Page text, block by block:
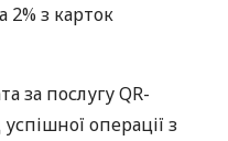
2% з карток
за послугу QR-
операції з